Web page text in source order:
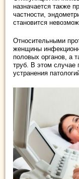
назначается также
частности,
становится
Относительными
женщины
половых органов, а
труб. В этом случае
устранения